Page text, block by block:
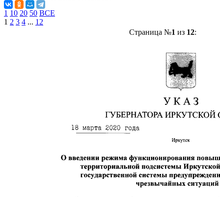
1 10 20 50 ВСЕ
1 2 3 4 ... 12
Страница №1 из 12: